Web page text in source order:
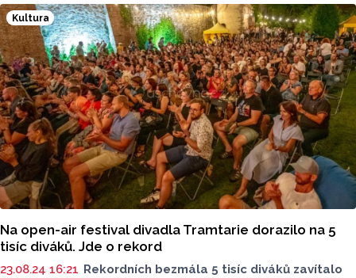
Novinářům to dnes řekli zástupci divadla. Oznámili
zároveň změnu na místě ředitele, z této pozice po dvou
desítkách let odchází Petra Němečková, nahradí
ji dosavadní umělecký šéf souboru Vladislav Kracík.
Zástupci Tramtarie dnes také popsali, že se dlouhodobě
potýkají se špatnou ekonomickou situací, která ohrožuje
existenci divadla.
Kultura
Na open-air festival divadla Tramtarie dorazilo na 5
tisíc diváků. Jde o rekord
23.08.24 16:21 Rekordních bezmála 5 tisíc diváků zavítalo